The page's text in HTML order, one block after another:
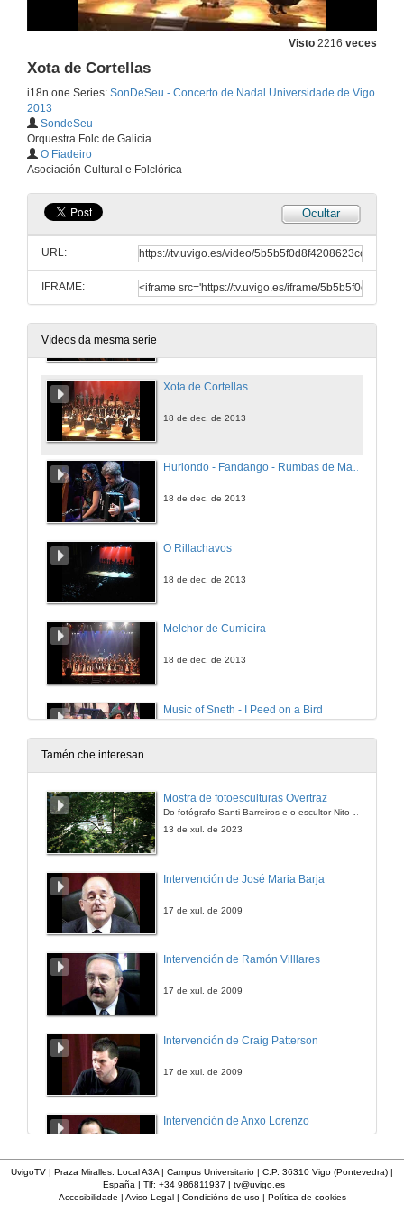
Visto 2216 veces
Xota de Cortellas
i18n.one.Series: SonDeSeu - Concerto de Nadal Universidade de Vigo
2013
SondeSeu
Orquestra Folc de Galicia
O Fiadeiro
Asociación Cultural e Folclórica
Ocultar
URL:
IFRAME:
Vídeos da mesma serie
18 de dec. de 2013
18 de dec. de 2013
18 de dec. de 2013
Folerpas e Danzas Brancas
18 de dec. de 2013
Sil Lenzo
Xota de Cortellas
18 de dec. de 2013
Huriondo - Fandango - Rumbas de Marcial e Barciademera
18 de dec. de 2013
O Rillachavos
18 de dec. de 2013
Melchor de Cumieira
18 de dec. de 2013
Music of Sneth - I Peed on a Bird
18 de dec. de 2013
Tamén che interesan
Mostra de fotoesculturas Overtraz
13 de xul. de 2023
Intervención de José Maria Barja
17 de xul. de 2009
Intervención de Ramón Villlares
17 de xul. de 2009
Intervención de Craig Patterson
17 de xul. de 2009
Intervención de Anxo Lorenzo
Intervención de Maria Xosé
UvigoTV | Praza Miralles. Local A3A | Campus Universitario | C.P. 36310 Vigo (Pontevedra) |
España | Tlf: +34 986811937 | tv@uvigo.es
Accesibilidade | Aviso Legal| Condicións de uso| Política de cookies